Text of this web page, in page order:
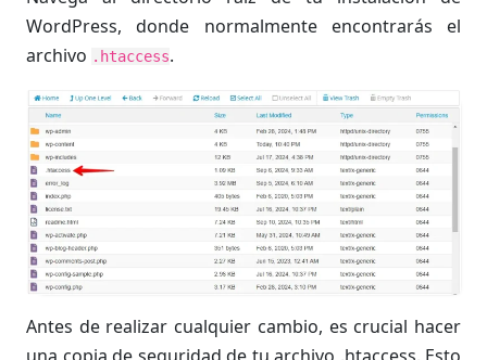
WordPress, donde normalmente encontrarás el
archivo .htaccess.
Antes de realizar cualquier cambio, es crucial hacer